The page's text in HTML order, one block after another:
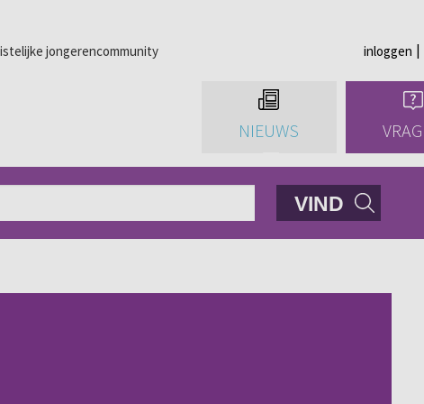
jongerencommunity inloggen
NIEUWS
VIND